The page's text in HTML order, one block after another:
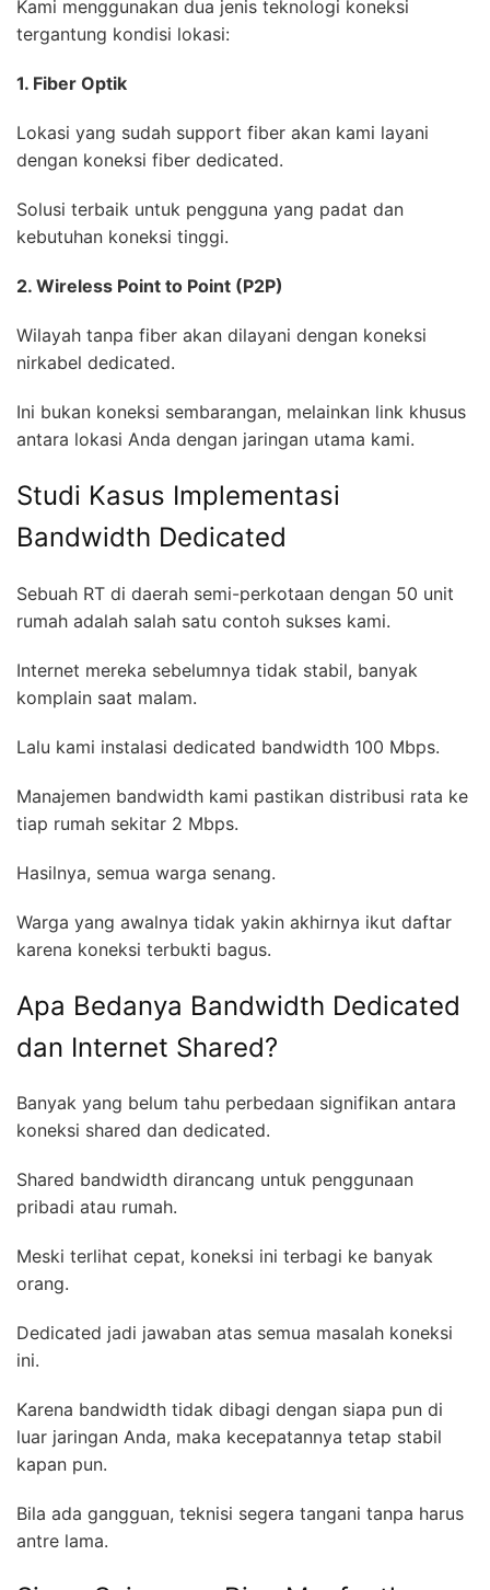
Kami menggunakan dua jenis teknologi koneksi
tergantung kondisi lokasi:
1. Fiber Optik
Lokasi yang sudah support fiber akan kami layani
dengan koneksi fiber dedicated.
Solusi terbaik untuk pengguna yang padat dan
kebutuhan koneksi tinggi.
2. Wireless Point to Point (P2P)
Wilayah tanpa fiber akan dilayani dengan koneksi
nirkabel dedicated.
Ini bukan koneksi sembarangan, melainkan link khusus
antara lokasi Anda dengan jaringan utama kami.
Studi Kasus Implementasi
Bandwidth Dedicated
Sebuah RT di daerah semi-perkotaan dengan 50 unit
rumah adalah salah satu contoh sukses kami.
Internet mereka sebelumnya tidak stabil, banyak
komplain saat malam.
Lalu kami instalasi dedicated bandwidth 100 Mbps.
Manajemen bandwidth kami pastikan distribusi rata ke
tiap rumah sekitar 2 Mbps.
Hasilnya, semua warga senang.
Warga yang awalnya tidak yakin akhirnya ikut daftar
karena koneksi terbukti bagus.
Apa Bedanya Bandwidth Dedicated
dan Internet Shared?
Banyak yang belum tahu perbedaan signifikan antara
koneksi shared dan dedicated.
Shared bandwidth dirancang untuk penggunaan
pribadi atau rumah.
Meski terlihat cepat, koneksi ini terbagi ke banyak
orang.
Dedicated jadi jawaban atas semua masalah koneksi
ini.
Karena bandwidth tidak dibagi dengan siapa pun di
luar jaringan Anda, maka kecepatannya tetap stabil
kapan pun.
Bila ada gangguan, teknisi segera tangani tanpa harus
antre lama.